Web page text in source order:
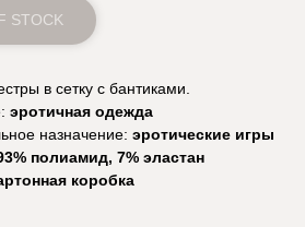
STOCK
в сетку с бантиками.
эротичная одежда
назначение: эротические игры
полиамид, 7% эластан
коробка